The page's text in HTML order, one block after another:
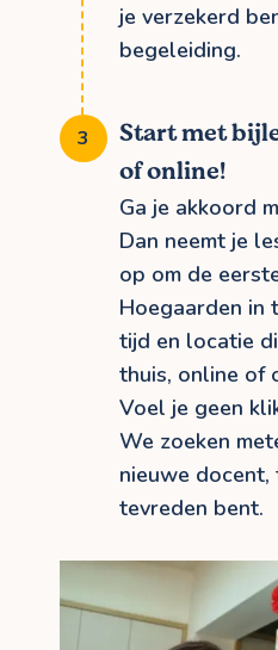
je verzekerd
begeleiding.
Start met
of online!
Ga je akkoord
Dan neemt je
op om de
Hoegaarden in
tijd en locatie
thuis, online of
Voel je geen
We zoeken
nieuwe
tevreden bent.